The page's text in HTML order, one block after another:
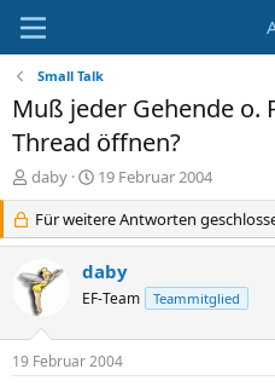
Small Talk
Muß jeder Gehende o.
Thread öffnen?
E
r
s
t
l
l
e
daby
E
r
s
t
l
l
m
19 Februar 2004
Für weitere Antworten
daby
EF-Team Teammitglied
19 Februar 2004